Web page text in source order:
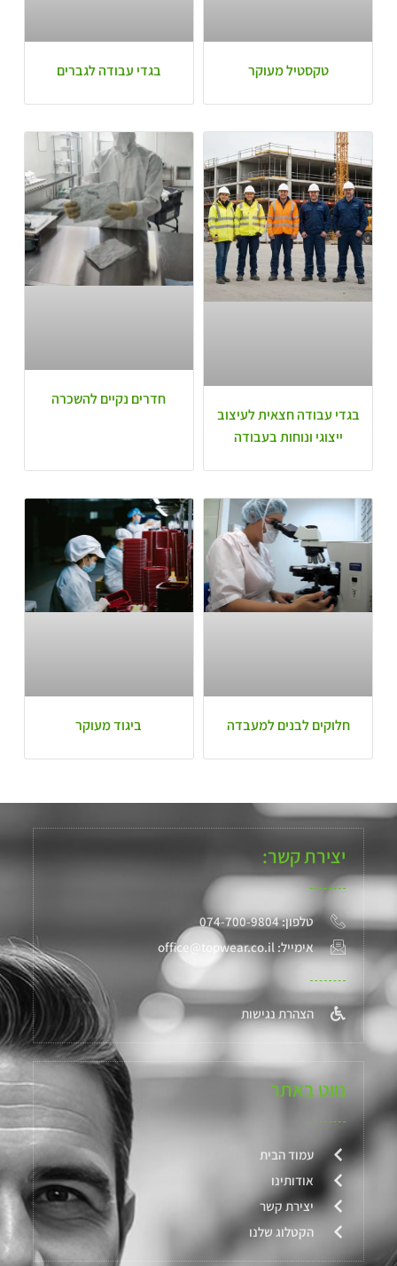
טקסטיל מעוקר בגדי עבודה לגברים
בגדי עבודה חצאית לעיצוב
ייצוגי ונוחות בעבודה
חדרים נקיים להשכרה
חלוקים לבנים למעבדה ביגוד מעוקר
יצירת קשר:
טלפון: 074-700-9804
אימייל: office@topwear.co.il
הצהרת נגישות
נווט באתר
עמוד הבית
אודותינו
יצירת קשר
הקטלוג שלנו